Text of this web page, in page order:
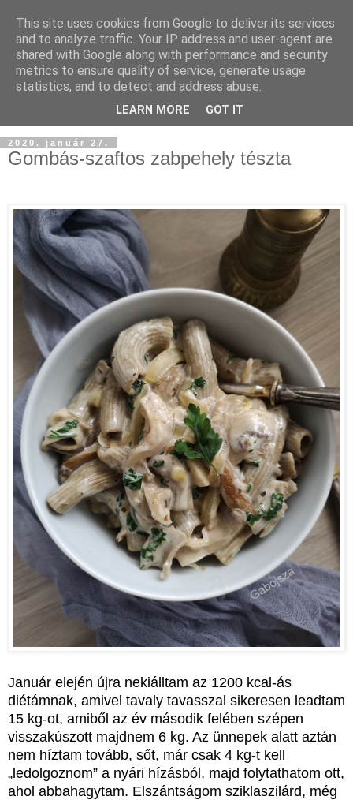
2020. január 27.
Gombás-szaftos zabpehely tészta
Január elején újra nekiálltam az 1200 kcal-ás
diétámnak, amivel tavaly tavasszal sikeresen leadtam
15 kg-ot, amiből az év második felében szépen
visszakúszott majdnem 6 kg. Az ünnepek alatt aztán
nem híztam tovább, sőt, már csak 4 kg-t kell
„ledolgoznom” a nyári hízásból, majd folytathatom ott,
ahol abbahagytam. Elszántságom sziklaszilárd, még
This site uses cookies from Google to deliver its services
and to analyze traffic. Your IP address and user-agent are
shared with Google along with performance and security
metrics to ensure quality of service, generate usage
statistics, and to detect and address abuse.
LEARN MORE GOT IT